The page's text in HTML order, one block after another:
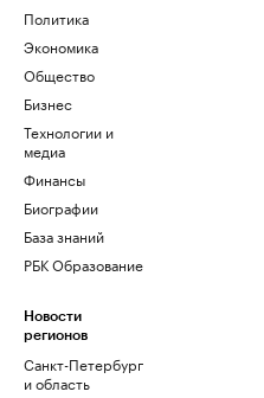
Политика
Экономика
Общество
Бизнес
Технологии и
медиа
Финансы
Биографии
База знаний
РБК Образование
Новости
регионов
Санкт-Петербург
и область